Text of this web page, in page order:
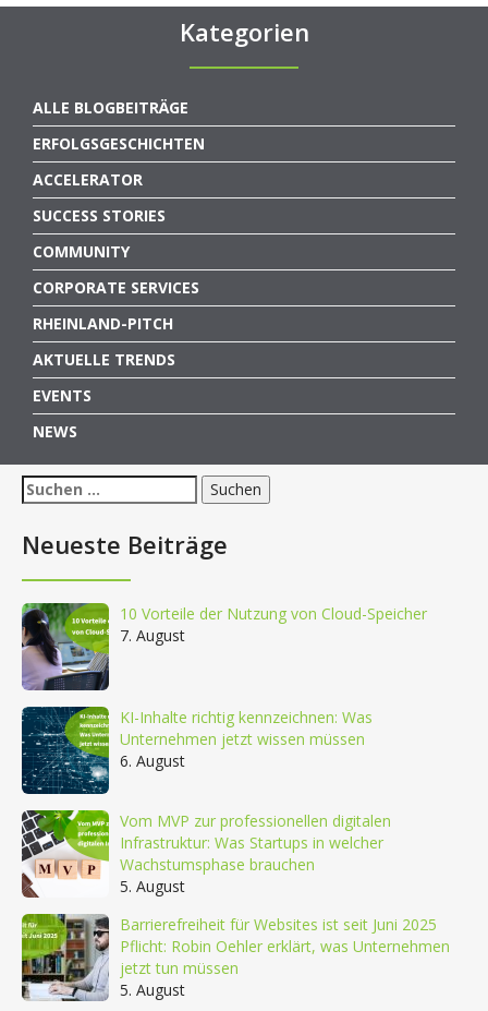
Kategorien
ALLE BLOGBEITRÄGE
ERFOLGSGESCHICHTEN
ACCELERATOR
SUCCESS STORIES
COMMUNITY
CORPORATE SERVICES
RHEINLAND-PITCH
AKTUELLE TRENDS
EVENTS
NEWS
Suchen
nach:
Neueste Beiträge
10 Vorteile der Nutzung von Cloud-Speicher
7. August
KI-Inhalte richtig kennzeichnen: Was
Unternehmen jetzt wissen müssen
6. August
Vom MVP zur professionellen digitalen
Infrastruktur: Was Startups in welcher
Wachstumsphase brauchen
5. August
Barrierefreiheit für Websites ist seit Juni 2025
Pflicht: Robin Oehler erklärt, was Unternehmen
jetzt tun müssen
5. August